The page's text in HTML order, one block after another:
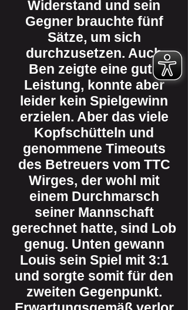
Widerstand und sein
Gegner brauchte fünf
Sätze, um sich
durchzusetzen. Auch
Ben zeigte eine gute
Leistung, konnte aber
leider kein Spielgewinn
erzielen. Aber das viele
Kopfschütteln und
genommene Timeouts
des Betreuers vom TTC
Wirges, der wohl mit
einem Durchmarsch
seiner Mannschaft
gerechnet hatte, sind Lob
genug. Unten gewann
Louis sein Spiel mit 3:1
und sorgte somit für den
zweiten Gegenpunkt.